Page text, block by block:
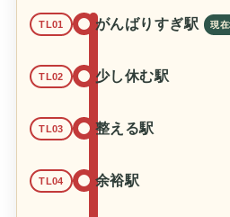
TL01 がんばりすぎ駅
TL02 少し休む駅
TL03 整える駅
TL04 余裕駅